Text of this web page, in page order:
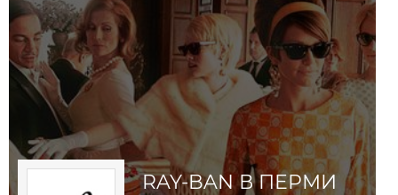
RAY-BAN В ПЕРМИ